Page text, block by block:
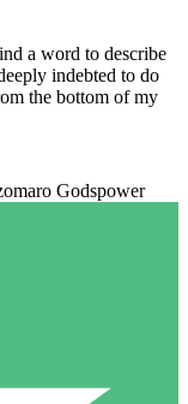
a word to describe
indebted to do
the bottom of my
Godspower